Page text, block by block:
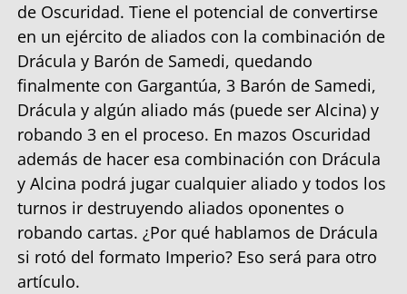
de Oscuridad. Tiene el potencial de convertirse
en un ejército de aliados con la combinación de
Drácula y Barón de Samedi, quedando
finalmente con Gargantúa, 3 Barón de Samedi,
Drácula y algún aliado más (puede ser Alcina) y
robando 3 en el proceso. En mazos Oscuridad
además de hacer esa combinación con Drácula
y Alcina podrá jugar cualquier aliado y todos los
turnos ir destruyendo aliados oponentes o
robando cartas. ¿Por qué hablamos de Drácula
si rotó del formato Imperio? Eso será para otro
artículo.